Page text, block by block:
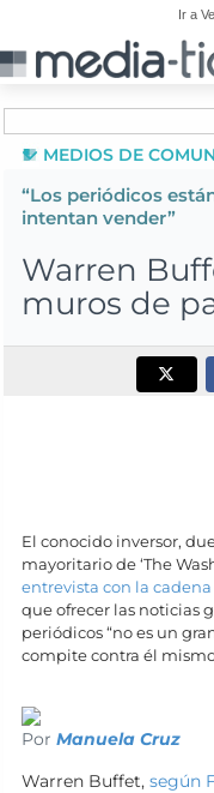
Ir a
MEDIOS DE
“Los periódicos
intentan vender”
Warren
muros de
El conocido inversor,
mayoritario de ‘The
entrevista con la cadena
que ofrecer las noticias
periódicos “no es un
compite contra él
Por Manuela Cruz
Warren Buffet, según